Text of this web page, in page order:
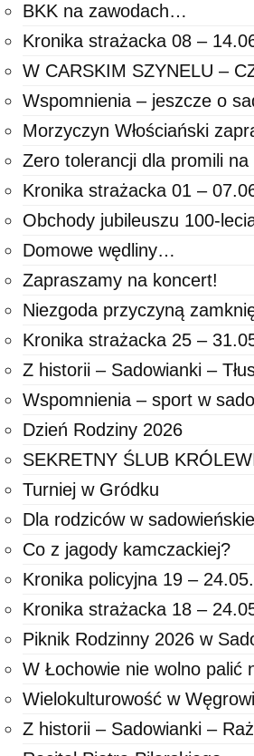
BKK na zawodach…
Kronika strażacka 08 –
W CARSKIM SZYNELU –
Wspomnienia – jeszcze o
Morzyczyn Włościański
Zero tolerancji dla promili na
Kronika strażacka 01 –
Obchody jubileuszu 100-
Domowe wędliny…
Zapraszamy na koncert!
Niezgoda przyczyną
Kronika strażacka 25 –
Z historii – Sadowianki –
Wspomnienia – sport w
Dzień Rodziny 2026
SEKRETNY ŚLUB
Turniej w Gródku
Dla rodziców w
Co z jagody kamczackiej?
Kronika policyjna 19 –
Kronika strażacka 18 –
Piknik Rodzinny 2026 w
W Łochowie nie wolno palić
Wielokulturowość w
Z historii – Sadowianki –